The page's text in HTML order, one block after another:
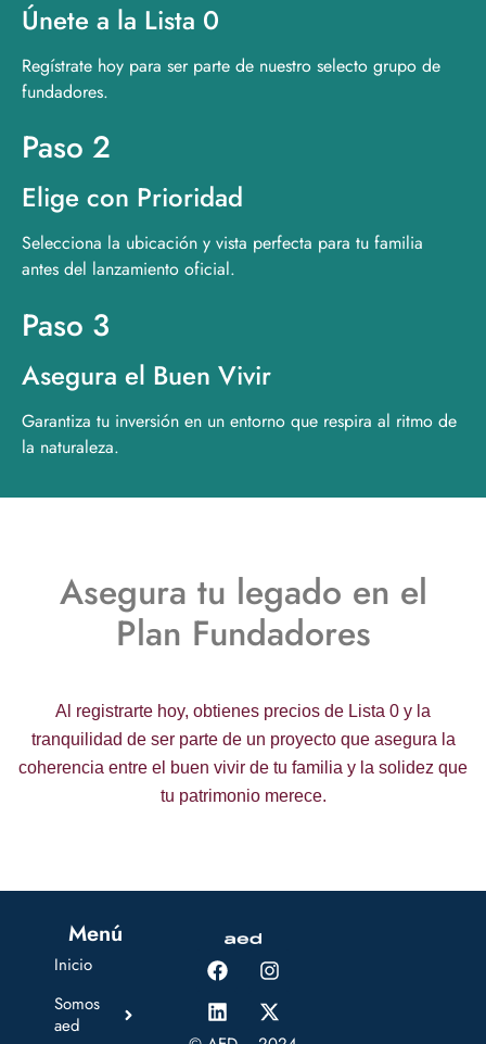
Únete a la Lista 0
Regístrate hoy para ser parte de nuestro selecto grupo de
fundadores.
Paso 2
Elige con Prioridad
Selecciona la ubicación y vista perfecta para tu familia
antes del lanzamiento oficial.
Paso 3
Asegura el Buen Vivir
Garantiza tu inversión en un entorno que respira al ritmo de
la naturaleza.
Asegura tu legado en el
Plan Fundadores
Al registrarte hoy, obtienes precios de Lista 0 y la
tranquilidad de ser parte de un proyecto que asegura la
coherencia entre el buen vivir de tu familia y la solidez que
tu patrimonio merece.
Menú
Inicio
Somos
aed